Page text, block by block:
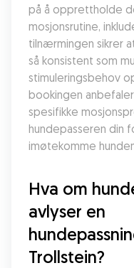
på å opprettholde
mosjonsrutine,
tilnærmingen sikrer
så konsistent som
stimuleringsbehov
bookingen
spesifikke
hundepasseren din
imøtekomme
Hva om
avlyser en
Trollstein?